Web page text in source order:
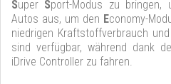
Super Sport-Modus zu
Autos aus, um den Economy-
niedrigen Kraftstoffverbrauch
sind verfügbar, während dank
iDrive Controller zu fahren.